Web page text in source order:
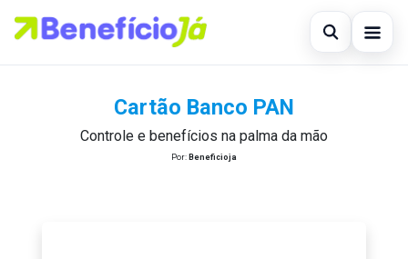
Abrir busca
Empréstimo
Buscar no site
Cartão Banco PAN
Controle e benefícios na palma da mão
Por: Beneficioja